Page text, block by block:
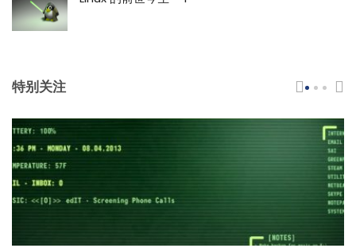
特别关注